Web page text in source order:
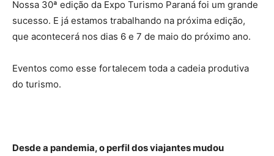
Nossa 30ª edição da Expo Turismo Paraná foi um grande
sucesso. E já estamos trabalhando na próxima edição,
que acontecerá nos dias 6 e 7 de maio do próximo ano.
Eventos como esse fortalecem toda a cadeia produtiva
do turismo.
Desde a pandemia, o perfil dos viajantes mudou